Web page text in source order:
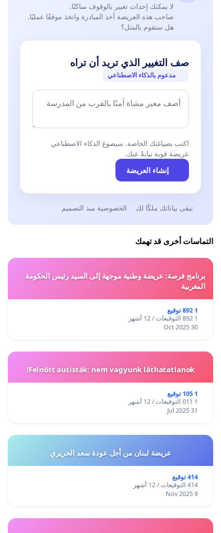
لا يمكنك إحداث تغيير بالوقوف ساكنًا.
صاحب هذه العريضة أخذ المبادرة واتخذ موقفًا عمليًا.
هل ستقوم بالمثل؟
صف التغيير الذي تريد أن تراه
مدعوم بالذكاء الاصطناعي
اكتب بصياغتك الخاصة. سيصوغ الذكاء الاصطناعي
عريضة قوية نيابةً عنك.
إنشاء العريضة
تبقى بياناتك ملكًا لك الخصوصية منذ التصميم
التماسات أخرى قد تهمك
برنامج فرصة: عريضة وطنية موجهة إلى السيد رئيس الحكومة
المغربية
1 892 توقيع
1 892 التوقيعات / 12 أشهر
30 Oct 2025
Felnőtt autisták: nem vagyunk láthatatlanok!
1 105 توقيع
1 011 التوقيعات / 12 أشهر
31 Jul 2025
عريضة لبنان من أجل عودة سعد الحريري
414 توقيع
414 التوقيعات / 12 أشهر
9 Nov 2025